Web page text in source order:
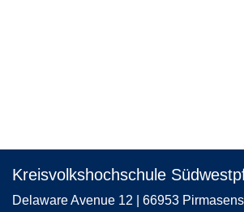
Kreisvolkshochschule
Delaware Avenue 12 | 66953 Pirmasens